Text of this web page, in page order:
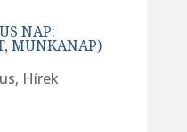
NAP:
MUNKANAP)
, Hírek